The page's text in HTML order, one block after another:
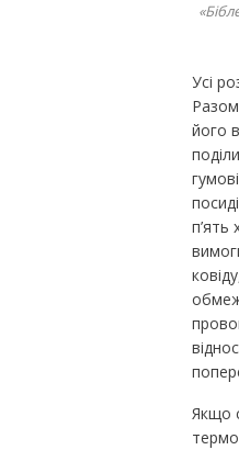
Усі
його
п’ять
Якщо